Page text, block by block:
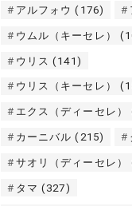
アルフォウ (176)
ウムル（キーセレ）
ウリス (141)
ウリス（キーセレ）
エクス（ディーセレ）
カーニバル (215)
サオリ（ディーセレ）
タマ (327)